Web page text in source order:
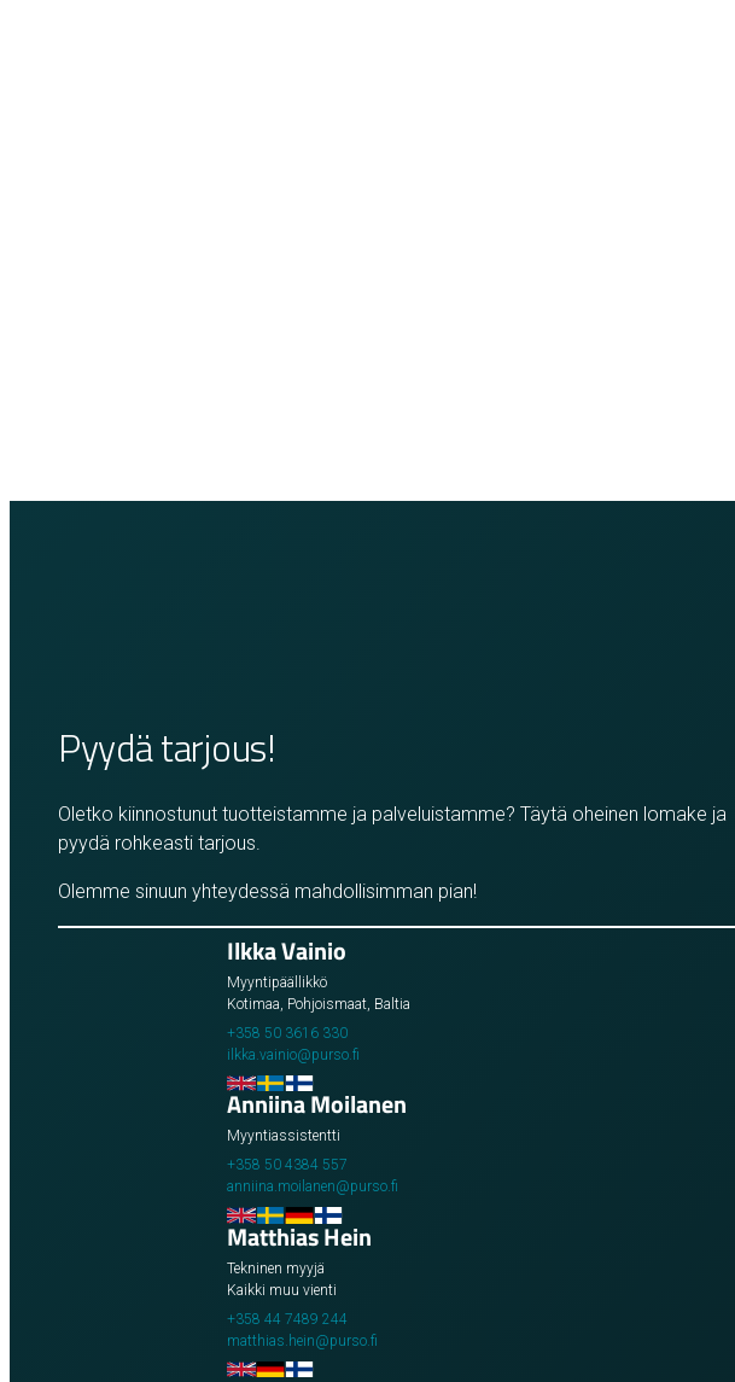
Pyydä tarjous!
Oletko kiinnostunut tuotteistamme ja palveluistamme? Täytä oheinen lomake ja
pyydä rohkeasti tarjous.
Olemme sinuun yhteydessä mahdollisimman pian!
Ilkka Vainio
Myyntipäällikkö
Kotimaa, Pohjoismaat, Baltia
+358 50 3616 330
ilkka.vainio@purso.fi
Englanti
RuotsiSuomi
Anniina Moilanen
Myyntiassistentti
+358 50 4384 557
anniina.moilanen@purso.fi
Englanti
RuotsiSaksa
Suomi
Matthias Hein
Tekninen myyjä
Kaikki muu vienti
+358 44 7489 244
matthias.hein@purso.fi
Englanti
Saksa
Suomi